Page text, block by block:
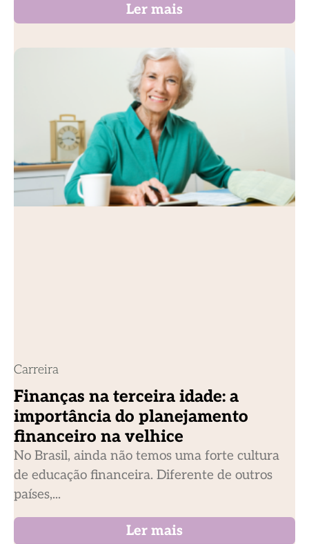
Ler mais
Carreira
Finanças na terceira idade: a
importância do planejamento
financeiro na velhice
No Brasil, ainda não temos uma forte cultura
de educação financeira. Diferente de outros
países,...
Ler mais